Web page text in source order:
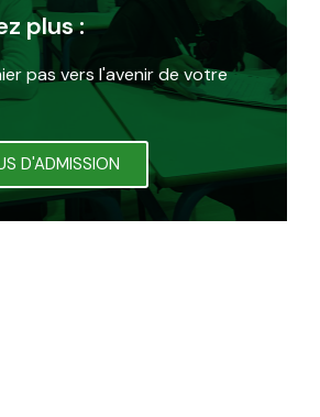
plus :
pas vers l'avenir de votre
D'ADMISSION